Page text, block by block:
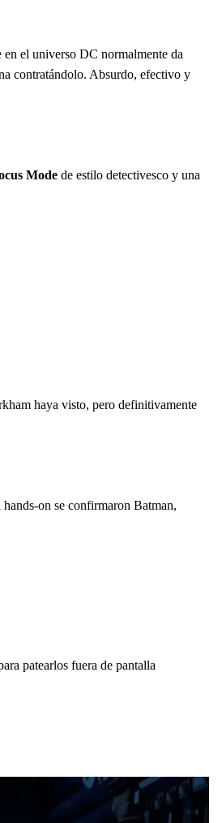
el universo DC normalmente da
contratándolo. Absurdo, efectivo y
Mode de estilo detectivesco y una
haya visto, pero definitivamente
hands-on se confirmaron Batman,
patearlos fuera de pantalla